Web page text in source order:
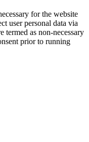
for the website
user personal data via
termed as non-necessary
prior to running